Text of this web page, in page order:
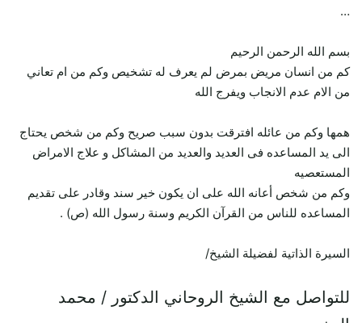
…
بسم الله الرحمن الرحيم
كم من انسان مريض بمرض لم يعرف له تشخيص وكم من ام تعاني
من الام عدم الانجاب ويفرج الله
همها وكم من عائله افترقت بدون سبب صريح وكم من شخص يحتاج
الى يد المساعده فى العديد والعديد من المشاكل و علاج الامراض
المستعصيه
وكم من شخص أعانه الله على ان يكون خير سند وقادر على تقديم
المساعده للناس من القرآن الكريم وسنة رسول الله (ص) .
السيرة الذاتية لفضيلة الشيخ/
للتواصل مع الشيخ الروحاني الدكتور / محمد